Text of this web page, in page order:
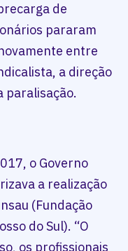
de
pararam
entre
a direção
paralisação.
o Governo
a realização
(Fundação
do Sul). “O
os profissionais